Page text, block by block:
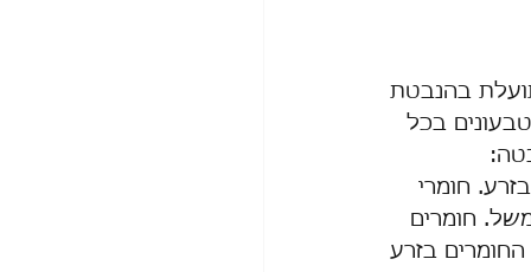
בהנבטת
בכל
חומרי
חומרים
בזרע